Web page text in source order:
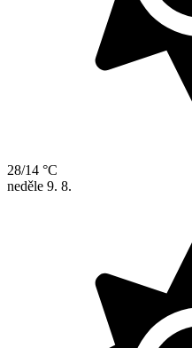
28/14 °C
neděle 9. 8.